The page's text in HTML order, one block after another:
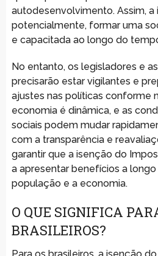
autodesenvolvimento. Assim, a
potencialmente, formar uma
e capacitada ao longo do
No entanto, os legisladores e
precisarão estar vigilantes e
ajustes nas políticas conforme
economia é dinâmica, e as
sociais podem mudar
com a transparência e
garantir que a isenção do
a apresentar benefícios a longo
população e a economia.
O QUE SIGNIFICA
BRASILEIROS?
Para os brasileiros, a isenção